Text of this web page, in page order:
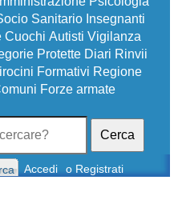
Sanitario Insegnanti
Cuochi Autisti Vigilanza
Protette Diari Rinvii
Formativi Regione
Forze armate
Cerca
Accedi o Registrati